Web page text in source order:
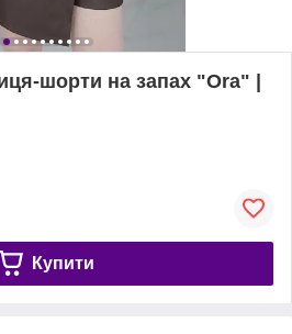
шорти на запах "Ora" |
Купити